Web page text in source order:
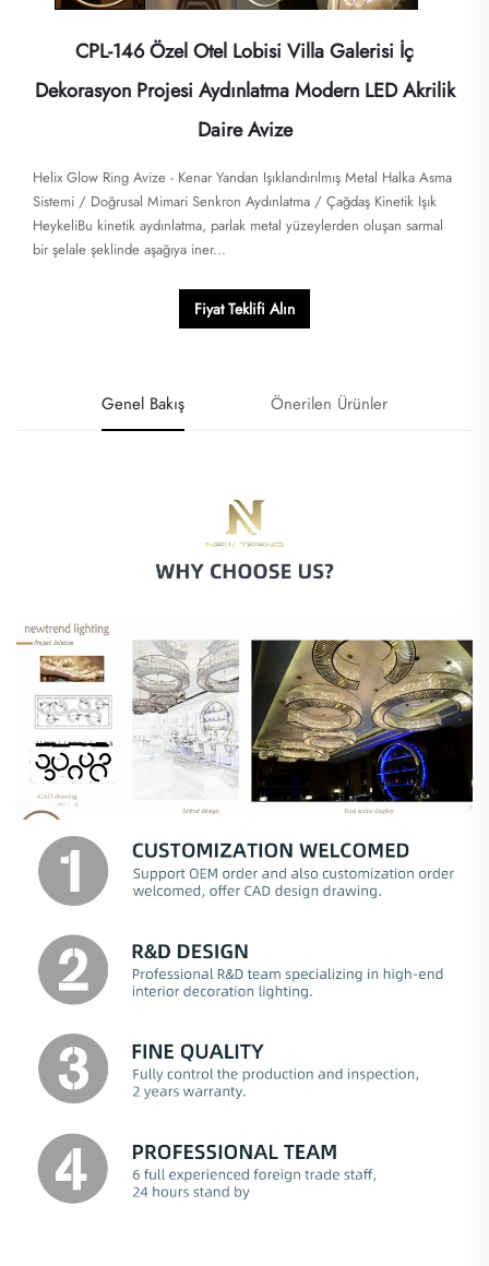
CPL-146 Özel Otel Lobisi Villa Galerisi İç
Dekorasyon Projesi Aydınlatma Modern LED Akrilik
Daire Avize
Helix Glow Ring Avize - Kenar Yandan Işıklandırılmış Metal Halka Asma
Sistemi / Doğrusal Mimari Senkron Aydınlatma / Çağdaş Kinetik Işık
HeykeliBu kinetik aydınlatma, parlak metal yüzeylerden oluşan sarmal
bir şelale şeklinde aşağıya iner...
Fiyat Teklifi Alın
Genel Bakış Önerilen Ürünler